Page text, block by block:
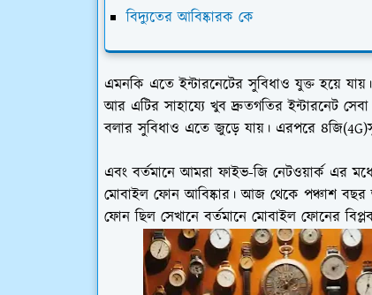
বিদ্যুতের আবিষ্কারক কে
এমনকি এতে ইন্টারনেটের সুবিধাও যুক্ত হয়ে
আর এটির সাহায্যে খুব দ্রুতগতির ইন্টারনেট
বলার সুবিধাও এতে জুড়ে যায়। এরপরে
এবং বর্তমানে আমরা ফাইভ-জি নেটওয়ার্ক এর
মোবাইল ফোন আবিষ্কার। আজ থেকে পঞ্চাশ
ফোন ছিল সেখানে বর্তমানে মোবাইল ফোনের